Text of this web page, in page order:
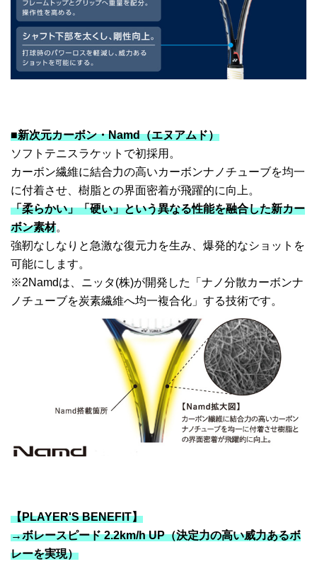
■新次元カーボン・Namd（エヌアムド）
ソフトテニスラケットで初採用。
カーボン繊維に結合力の高いカーボンナノチューブを均一
に付着させ、樹脂との界面密着が飛躍的に向上。
「柔らかい」「硬い」という異なる性能を融合した新カー
ボン素材。
強靭なしなりと急激な復元力を生み、爆発的なショットを
可能にします。
※2Namdは、ニッタ(株)が開発した「ナノ分散カーボンナ
ノチューブを炭素繊維へ均一複合化」する技術です。
【PLAYER'S BENEFIT】
→ボレースピード 2.2km/h UP（決定力の高い威力あるボ
レーを実現）